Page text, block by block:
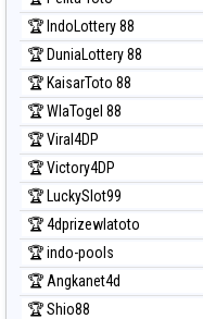
Prediksi Sydney Lottery
Prediksi Sydney Lottery 6d
Prediksi Sydney Lotto
Prediksi Sydney Pools 6d
Prediksi Taipei
Prediksi Taiwan
🏆 IndoLottery 88
🏆 DuniaLottery 88
🏆 KaisarToto 88
🏆 WlaTogel 88
🏆 Viral4DP
🏆 Victory4DP
🏆 LuckySlot99
🏆 4dprizewlatoto
🏆 indo-pools
🏆 Angkanet4d
🏆 Shio88